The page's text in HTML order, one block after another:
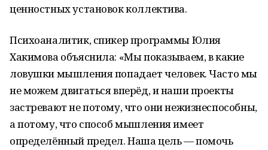
ценностных установок коллектива.
Психоаналитик, спикер программы Юлия
Хакимова объяснила: «Мы показываем, в какие
ловушки мышления попадает человек. Часто мы
не можем двигаться вперёд, и наши проекты
застревают не потому, что они нежизнеспособны,
а потому, что способ мышления имеет
определённый предел. Наша цель — помочь